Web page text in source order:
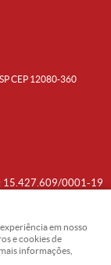
CEP 12080-360
15.427.609/0001-19
em nosso
e cookies de
informações,